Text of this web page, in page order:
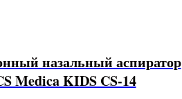
назальный аспиратор
Medica KIDS CS-14